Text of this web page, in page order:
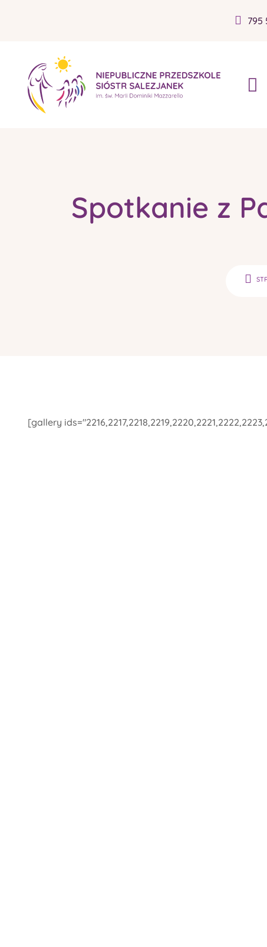
795
Spotkanie z
[gallery